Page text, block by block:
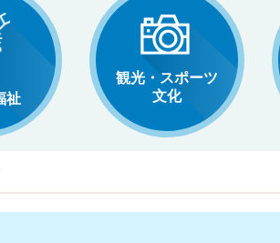
祉
観光・スポーツ
文化